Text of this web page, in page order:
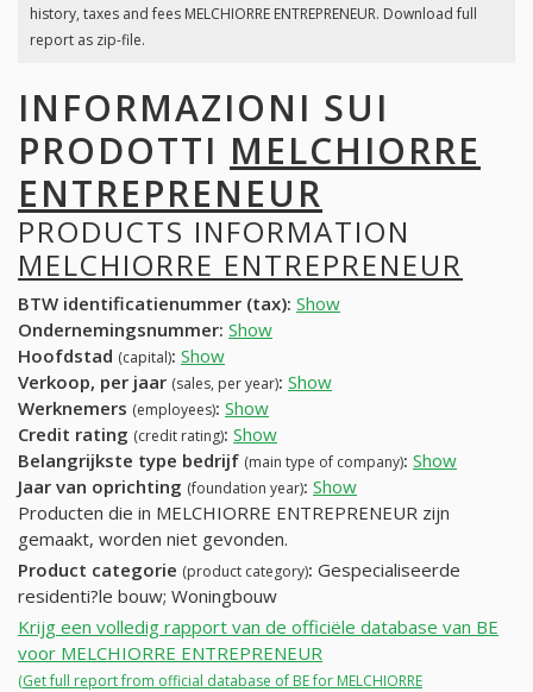
history, taxes and fees MELCHIORRE ENTREPRENEUR. Download full
report as zip-file.
INFORMAZIONI SUI
PRODOTTI MELCHIORRE
ENTREPRENEUR
PRODUCTS INFORMATION
MELCHIORRE ENTREPRENEUR
BTW identificatienummer (tax): Show
Ondernemingsnummer: Show
Hoofdstad (capital): Show
Verkoop, per jaar (sales, per year): Show
Werknemers (employees): Show
Credit rating (credit rating): Show
Belangrijkste type bedrijf (main type of company): Show
Jaar van oprichting (foundation year): Show
Producten die in MELCHIORRE ENTREPRENEUR zijn
gemaakt, worden niet gevonden.
Product categorie (product category): Gespecialiseerde
residenti?le bouw; Woningbouw
Krijg een volledig rapport van de officiële database van BE
voor MELCHIORRE ENTREPRENEUR
(Get full report from official database of BE for MELCHIORRE